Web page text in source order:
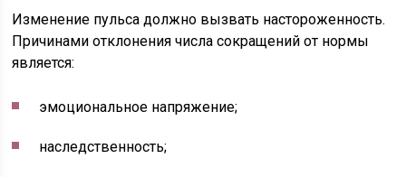
Изменение пульса должно вызвать настороженность.
Причинами отклонения числа сокращений от нормы
является:
эмоциональное напряжение;
наследственность;